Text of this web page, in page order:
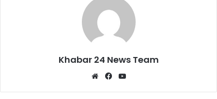
Khabar 24 News Team
WebsiteFacebook